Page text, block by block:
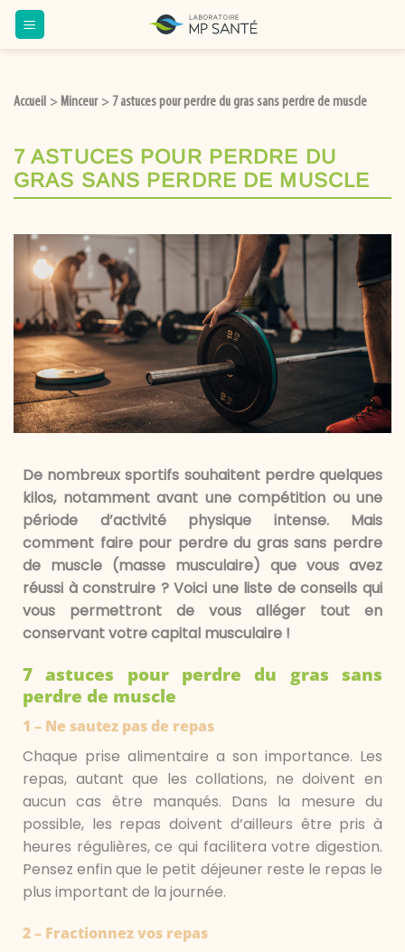
Accueil > Minceur > 7 astuces pour perdre du gras sans perdre de muscle
7 ASTUCES POUR PERDRE DU
GRAS SANS PERDRE DE MUSCLE
De nombreux sportifs souhaitent perdre quelques
kilos, notamment avant une compétition ou une
période d’activité physique intense. Mais
comment faire pour perdre du gras sans perdre
de muscle (masse musculaire) que vous avez
réussi à construire ? Voici une liste de conseils qui
vous permettront de vous alléger tout en
conservant votre capital musculaire !
7 astuces pour perdre du gras sans
perdre de muscle
1 – Ne sautez pas de repas
Chaque prise alimentaire a son importance. Les
repas, autant que les collations, ne doivent en
aucun cas être manqués. Dans la mesure du
possible, les repas doivent d’ailleurs être pris à
heures régulières, ce qui facilitera votre digestion.
Pensez enfin que le petit déjeuner reste le repas le
plus important de la journée.
2 – Fractionnez vos repas